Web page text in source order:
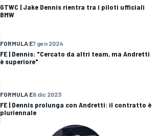
GTWC | Jake Dennis rientra tra i piloti ufficiali
BMW
FORMULA E7 gen 2024
FE | Dennis: "Cercato da altri team, ma Andretti
è superiore"
FORMULA E6 dic 2023
FE | Dennis prolunga con Andretti: il contratto è
pluriennale